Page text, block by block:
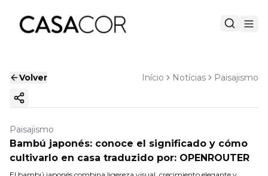
Volver Início Notícias Paisajismo
Copiar enlace
Paisajismo
Bambú japonés: conoce el significado y cómo
cultivarlo en casa traduzido por: OPENROUTER